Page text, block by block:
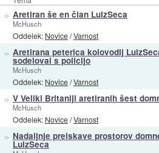
» Aretiran še en član LulzSeca
McHusch
Oddelek: Novice/Varnost
» Aretirana peterica kolovodij
sodeloval s policijo
McHusch
Oddelek: Novice/Varnost
» V Veliki Britaniji aretiranih šest
McHusch
Oddelek: Novice/Varnost
» Nadaljnje preiskave prostorov
LulzSeca